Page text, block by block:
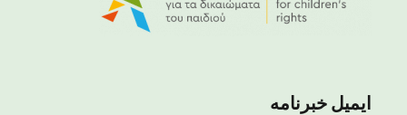
ایمیل خبرنامه